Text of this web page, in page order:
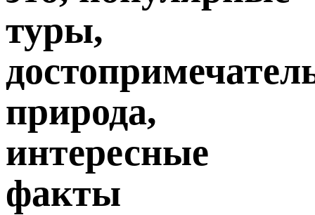
туры,
природа,
интересные
факты